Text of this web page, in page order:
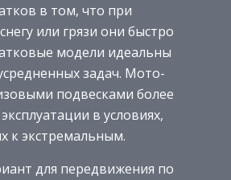
в том, что при
или грязи они быстро
модели идеальны
задач. Мото-
подвесками более
в условиях,
к экстремальным.
для передвижения по